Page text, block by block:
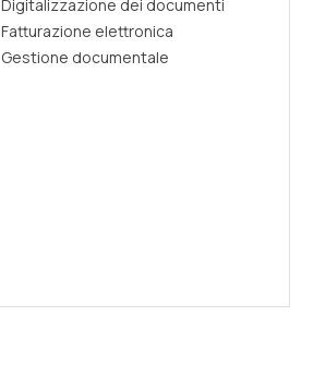
Digitalizzazione dei documenti
Fatturazione elettronica
Gestione documentale